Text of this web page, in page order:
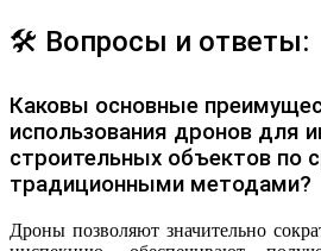
🛠 Вопросы и ответы:
Каковы основные
использования дронов для
строительных объектов по
традиционными методами?
Дроны позволяют значительно